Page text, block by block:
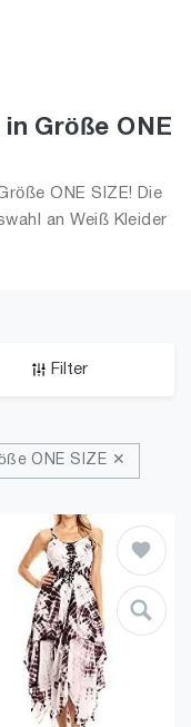
Größe ONE
ONE SIZE! Die
an Weiß Kleider
2026 für Frauen!
Filter
ONE SIZE ✕